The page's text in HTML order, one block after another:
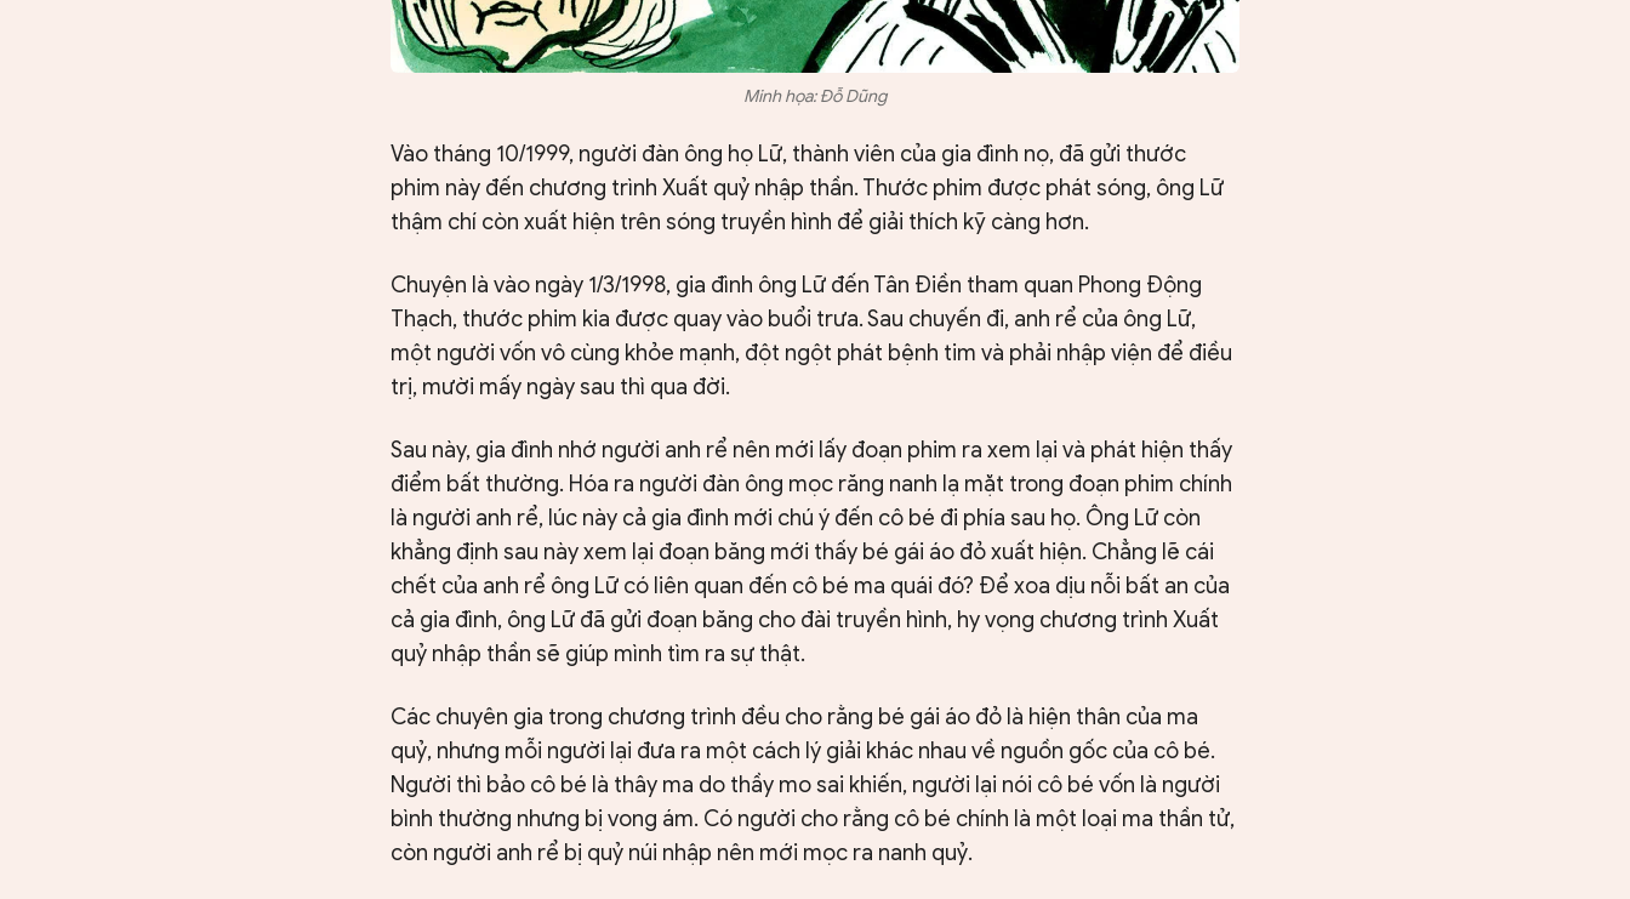
Minh họa: Đỗ Dũng
Vào tháng 10/1999, người đàn ông họ Lữ, thành viên của gia đình nọ, đã gửi thước
phim này đến chương trình Xuất quỷ nhập thần. Thước phim được phát sóng, ông Lữ
thậm chí còn xuất hiện trên sóng truyền hình để giải thích kỹ càng hơn.
Chuyện là vào ngày 1/3/1998, gia đình ông Lữ đến Tân Điền tham quan Phong Động
Thạch, thước phim kia được quay vào buổi trưa. Sau chuyến đi, anh rể của ông Lữ,
một người vốn vô cùng khỏe mạnh, đột ngột phát bệnh tim và phải nhập viện để điều
trị, mười mấy ngày sau thì qua đời.
Sau này, gia đình nhớ người anh rể nên mới lấy đoạn phim ra xem lại và phát hiện thấy
điểm bất thường. Hóa ra người đàn ông mọc răng nanh lạ mặt trong đoạn phim chính
là người anh rể, lúc này cả gia đình mới chú ý đến cô bé đi phía sau họ. Ông Lữ còn
khẳng định sau này xem lại đoạn băng mới thấy bé gái áo đỏ xuất hiện. Chẳng lẽ cái
chết của anh rể ông Lữ có liên quan đến cô bé ma quái đó? Để xoa dịu nỗi bất an của
cả gia đình, ông Lữ đã gửi đoạn băng cho đài truyền hình, hy vọng chương trình Xuất
quỷ nhập thần sẽ giúp mình tìm ra sự thật.
Các chuyên gia trong chương trình đều cho rằng bé gái áo đỏ là hiện thân của ma
quỷ, nhưng mỗi người lại đưa ra một cách lý giải khác nhau về nguồn gốc của cô bé.
Người thì bảo cô bé là thây ma do thầy mo sai khiến, người lại nói cô bé vốn là người
bình thường nhưng bị vong ám. Có người cho rằng cô bé chính là một loại ma thần tử,
còn người anh rể bị quỷ núi nhập nên mới mọc ra nanh quỷ.